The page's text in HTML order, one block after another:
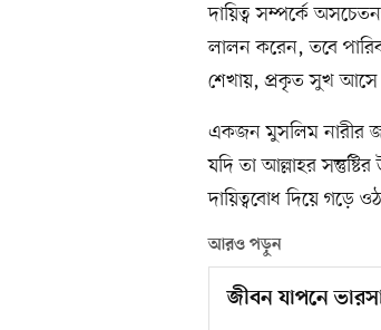
দায়িত্ব সম্পর্কে
লালন করেন, তবে
শেখায়, প্রকৃত সুখ আসে
একজন মুসলিম নারীর
যদি তা আল্লাহর
দায়িত্ববোধ দিয়ে গড়ে
আরও পড়ুন
জীবন যাপনে